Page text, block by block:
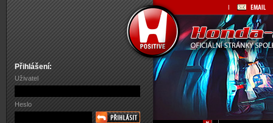
Přihlášení:
Uživatel
Heslo